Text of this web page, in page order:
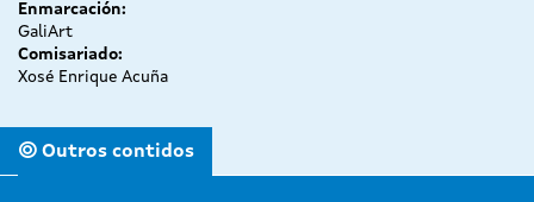
Enmarcación:
GaliArt
Comisariado:
Xosé Enrique Acuña
Outros contidos